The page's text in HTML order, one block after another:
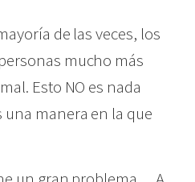
de las veces, los
mucho más
Esto NO es nada
manera en la que